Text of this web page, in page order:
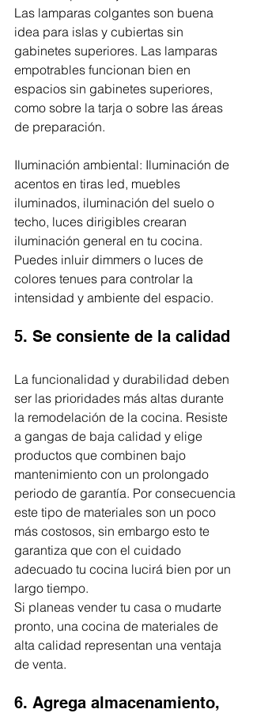
Las lamparas colgantes son buena
idea para islas y cubiertas sin
gabinetes superiores. Las lamparas
empotrables funcionan bien en
espacios sin gabinetes superiores,
como sobre la tarja o sobre las áreas
de preparación.
Iluminación ambiental: Iluminación de
acentos en tiras led, muebles
iluminados, iluminación del suelo o
techo, luces dirigibles crearan
iluminación general en tu cocina.
Puedes inluir dimmers o luces de
colores tenues para controlar la
intensidad y ambiente del espacio.
5. Se consiente de la calidad
La funcionalidad y durabilidad deben
ser las prioridades más altas durante
la remodelación de la cocina. Resiste
a gangas de baja calidad y elige
productos que combinen bajo
mantenimiento con un prolongado
periodo de garantía. Por consecuencia
este tipo de materiales son un poco
más costosos, sin embargo esto te
garantiza que con el cuidado
adecuado tu cocina lucirá bien por un
largo tiempo.
Si planeas vender tu casa o mudarte
pronto, una cocina de materiales de
alta calidad representan una ventaja
de venta.
6. Agrega almacenamiento,